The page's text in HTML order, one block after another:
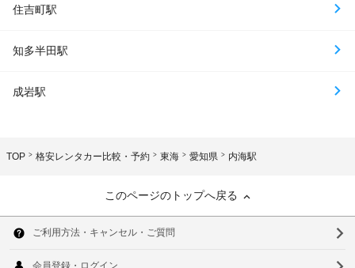
住吉町駅
知多半田駅
成岩駅
TOP 格安レンタカー比較・予約 東海 愛知県 内海駅
このページのトップへ戻る